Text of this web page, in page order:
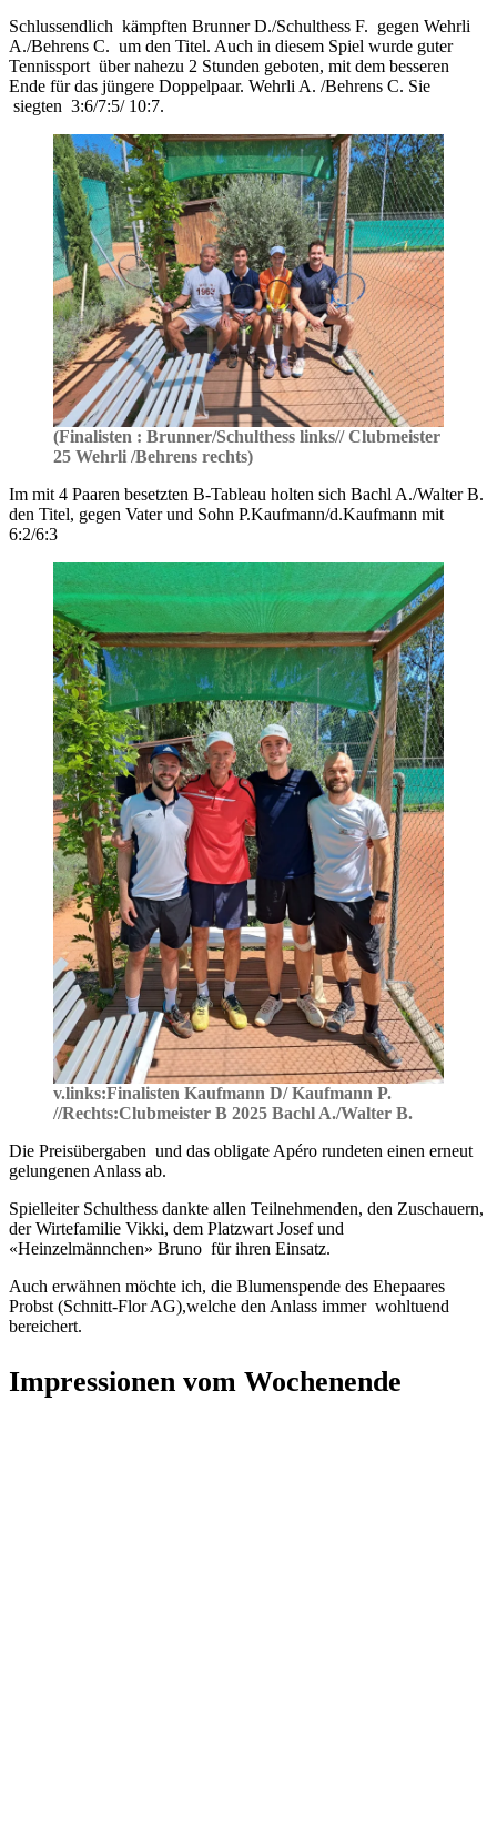
Schlussendlich kämpften Brunner D./Schulthess F. gegen Wehrli
A./Behrens C. um den Titel. Auch in diesem Spiel wurde guter
Tennissport über nahezu 2 Stunden geboten, mit dem besseren
Ende für das jüngere Doppelpaar. Wehrli A. /Behrens C. Sie
siegten 3:6/7:5/ 10:7.
(Finalisten : Brunner/Schulthess links// Clubmeister
25 Wehrli /Behrens rechts)
Im mit 4 Paaren besetzten B-Tableau holten sich Bachl A./Walter B.
den Titel, gegen Vater und Sohn P.Kaufmann/d.Kaufmann mit
6:2/6:3
v.links:Finalisten Kaufmann D/ Kaufmann P.
//Rechts:Clubmeister B 2025 Bachl A./Walter B.
Die Preisübergaben und das obligate Apéro rundeten einen erneut
gelungenen Anlass ab.
Spielleiter Schulthess dankte allen Teilnehmenden, den Zuschauern,
der Wirtefamilie Vikki, dem Platzwart Josef und
«Heinzelmännchen» Bruno für ihren Einsatz.
Auch erwähnen möchte ich, die Blumenspende des Ehepaares
Probst (Schnitt-Flor AG),welche den Anlass immer wohltuend
bereichert.
Impressionen vom Wochenende